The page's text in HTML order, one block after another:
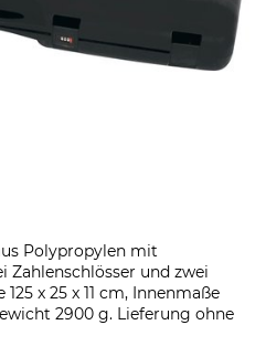
Polypropylen mit
Zahlenschlösser und zwei
x 25 x 11 cm, Innenmaße
2900 g. Lieferung ohne